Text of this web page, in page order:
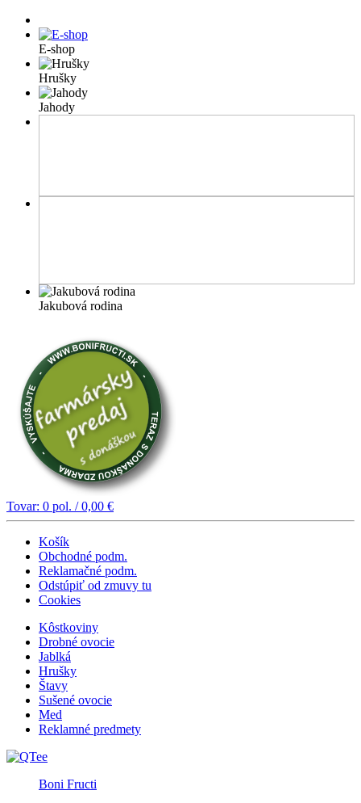
E-shop
Hrušky
Jahody
Jakubová rodina
Tovar: 0 pol. /0,00 €
Košík
Obchodné podm.
Reklamačné podm.
Odstúpiť od zmuvy tu
Cookies
Kôstkoviny
Drobné ovocie
Jablká
Hrušky
Štavy
Sušené ovocie
Med
Reklamné predmety
Boni Fructi